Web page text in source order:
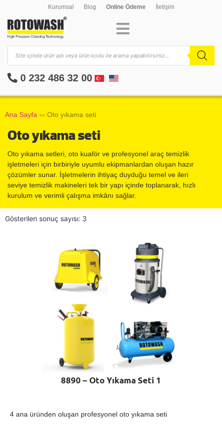
Kurumsal Blog Online Ödeme İletişim
0 232 486 32 00
Ana Sayfa >> Oto yıkama seti
Oto yıkama seti
Oto yıkama setleri, oto kuaför ve profesyonel araç temizlik
işletmeleri için birbiriyle uyumlu ekipmanlardan oluşan hazır
çözümler sunar. İşletmelerin ihtiyaç duyduğu temel ve ileri
seviye temizlik makineleri tek bir yapı içinde toplanarak, hızlı
kurulum ve verimli çalışma imkânı sağlar.
Gösterilen sonuç sayısı: 3
8890 – Oto Yıkama Seti 1
4 ana üründen oluşan profesyonel oto yıkama seti